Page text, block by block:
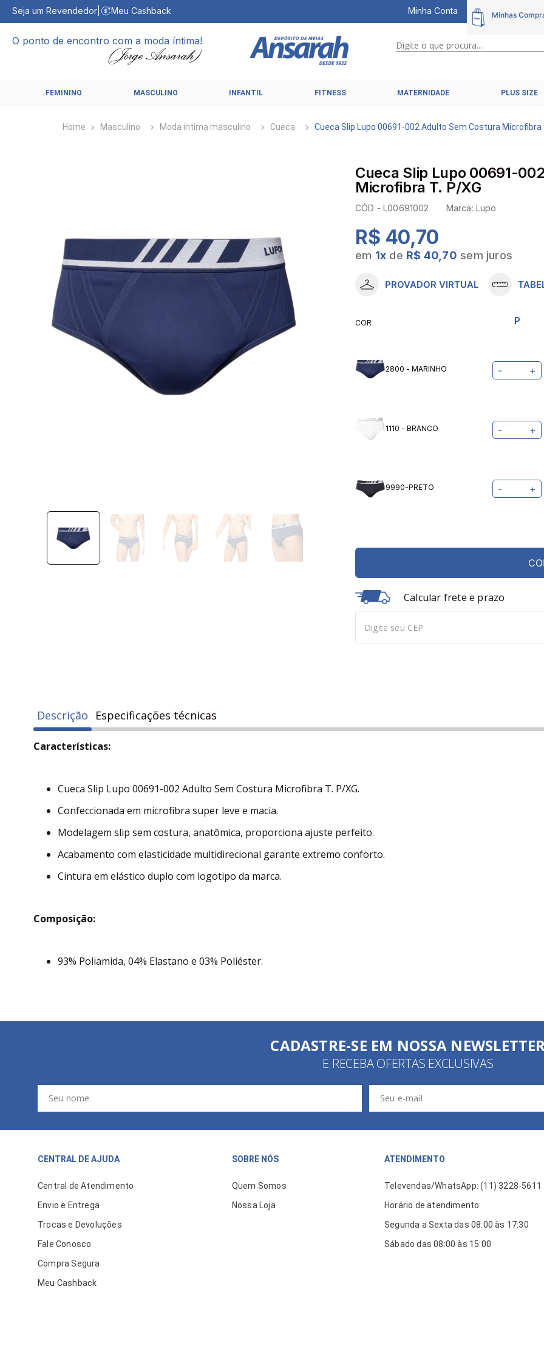
Seja um Revendedor Meu Cashback Minha Conta
O ponto de encontro com a moda íntima! Digite o que procura...
FEMININO MASCULINO INFANTIL FITNESS MATERNIDADE PLUS SIZE
Masculino Moda intima masculino Cueca Cueca Slip Lupo 00691-002 Adulto Sem Costura Microfibra
Cueca Slip Lupo 00691-
Microfibra T. P/XG
CÓD -L00691002 Marca: Lupo
R$ 40,70
em 1x de R$ 40,70 sem juros
PROVADOR VIRTUAL
COR P
2800 - MARINHO - +
1110 - BRANCO - +
9990-PRETO - +
Calcular frete e prazo
Descrição Especificações técnicas
Características:
Cueca Slip Lupo 00691-002 Adulto Sem Costura Microfibra T. P/XG.
Confeccionada em microfibra super leve e macia.
Modelagem slip sem costura, anatômica, proporciona ajuste perfeito.
Acabamento com elasticidade multidirecional garante extremo conforto.
Cintura em elástico duplo com logotipo da marca.
Composição:
93% Poliamida, 04% Elastano e 03% Poliéster.
CADASTRE-SE EM NOSSA
E RECEBA OFERTAS EXCLUSIVAS
CENTRAL DE AJUDA
Central de Atendimento
Envio e Entrega
Trocas e Devoluções
Fale Conosco
Compra Segura
Meu Cashback
SOBRE NÓS
Quem Somos
Nossa Loja
ATENDIMENTO
Televendas/WhatsApp: (11) 3228-5611
Horário de atendimento:
Segunda a Sexta das 08:00 às 17:30
Sábado das 08:00 às 15:00
1 º
calcinhas
5 º
sutiã liz
6º
sutias
8º
hering intimates
10º meia lupo